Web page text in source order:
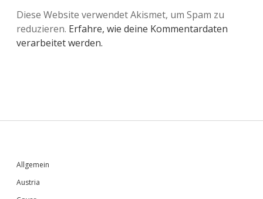
Diese Website verwendet Akismet, um Spam zu
reduzieren. Erfahre, wie deine Kommentardaten
verarbeitet werden.
Sidebar
Allgemein
Austria